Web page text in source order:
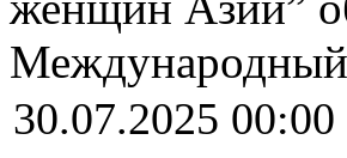
30.07.2025 00:00